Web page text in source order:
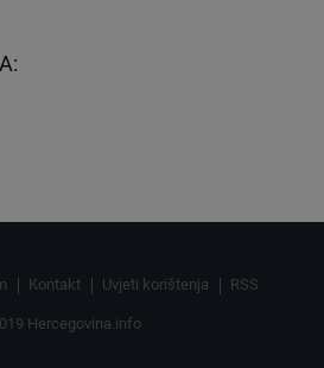
Kontakt Uvjeti korištenja RSS
Hercegovina.info